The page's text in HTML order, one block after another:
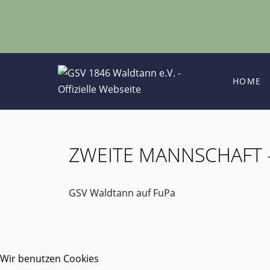
HOME
ZWEITE MANNSCHAFT
GSV Waldtann auf FuPa
Wir benutzen Cookies